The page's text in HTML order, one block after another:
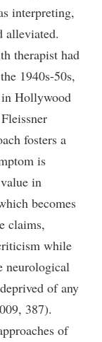
interpreting,
alleviated.
therapist had
1940s-50s,
Hollywood
fosters a
is
in
becomes
claims,
while
neurological
of any
387).
of